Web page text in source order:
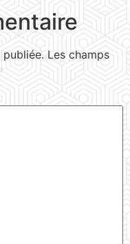
Les champs